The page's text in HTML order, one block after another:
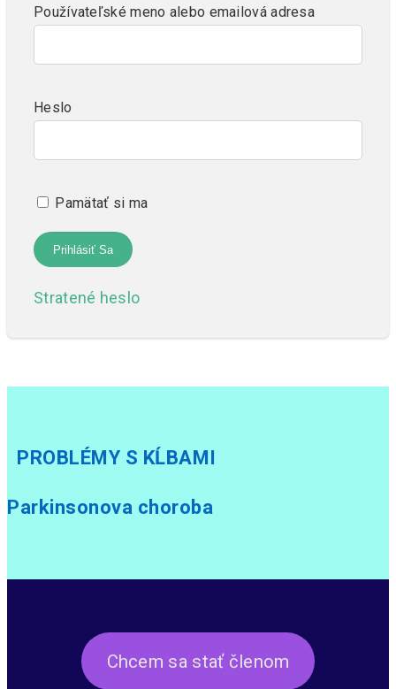
Používateľské meno alebo emailová adresa
Heslo
Pamätať si ma
Stratené heslo
PROBLÉMY S KĹBAMI
Parkinsonova choroba
Chcem sa stať členom